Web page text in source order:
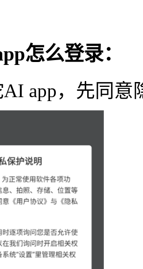
怎么登录：
app，先同意